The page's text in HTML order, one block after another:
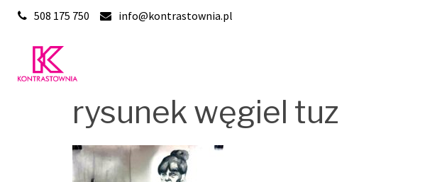
Skip
508 175 750 info@kontrastownia.pl
rysunek węgiel tuz